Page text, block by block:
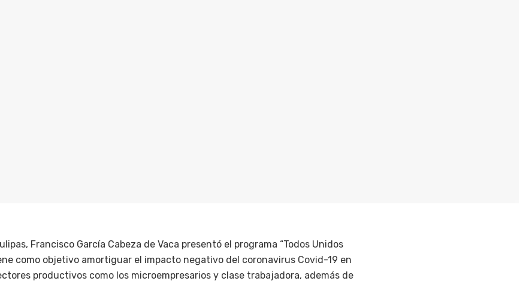
Francisco García Cabeza de Vaca presentó el programa “Todos Unidos
como objetivo amortiguar el impacto negativo del coronavirus Covid-19 en
productivos como los microempresarios y clase trabajadora, además de